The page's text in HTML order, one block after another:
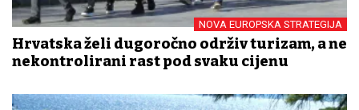
NOVA EUROPSKA STRATEGIJA
Hrvatska želi dugoročno održiv turizam, a ne
nekontrolirani rast pod svaku cijenu